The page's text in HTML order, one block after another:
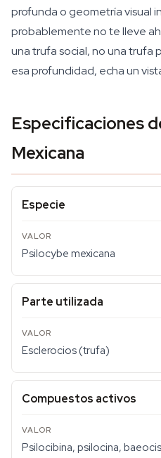
profunda o geometría visual
probablemente no te lleve
una trufa social, no una trufa
esa profundidad, echa un
Especificaciones
Mexicana
Especie
Psilocybe mexicana
Parte utilizada
Esclerocios (trufa)
Compuestos activos
Psilocibina, psilocina,